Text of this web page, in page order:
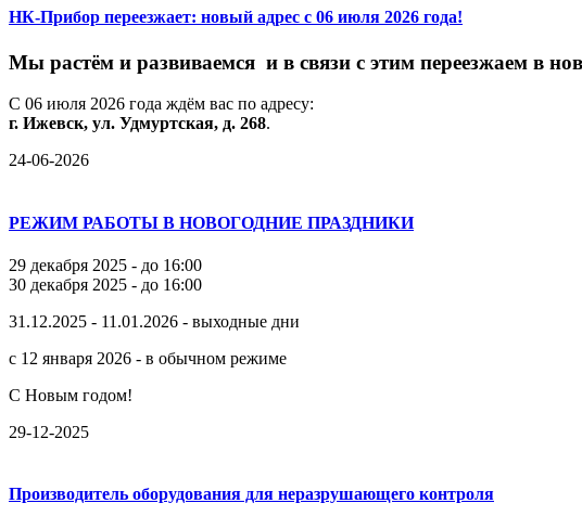
НК-Прибор переезжает: новый адрес с 06 июля 2026 года!
Мы растём и развиваемся и в связи с этим переезжаем в
С 06 июля 2026 года ждём вас по адресу:
г. Ижевск, ул. Удмуртская, д. 268.
24-06-2026
РЕЖИМ РАБОТЫ В НОВОГОДНИЕ ПРАЗДНИКИ
29 декабря 2025 - до 16:00
30 декабря 2025 - до 16:00
31.12.2025 - 11.01.2026 - выходные дни
с 12 января 2026 - в обычном режиме
С Новым годом!
29-12-2025
Производитель оборудования для неразрушающего контроля